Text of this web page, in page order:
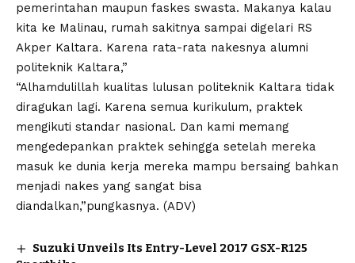
pemerintahan maupun faskes swasta. Makanya kalau
kita ke Malinau, rumah sakitnya sampai digelari RS
Akper Kaltara. Karena rata-rata nakesnya alumni
politeknik Kaltara,”
“Alhamdulillah kualitas lulusan politeknik Kaltara tidak
diragukan lagi. Karena semua kurikulum, praktek
mengikuti standar nasional. Dan kami memang
mengedepankan praktek sehingga setelah mereka
masuk ke dunia kerja mereka mampu bersaing bahkan
menjadi nakes yang sangat bisa
diandalkan,”pungkasnya. (ADV)
Suzuki Unveils Its Entry-Level 2017 GSX-R125